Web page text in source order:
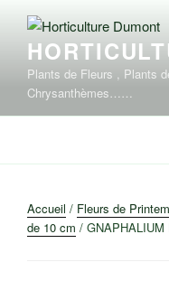
contenu
principalPlants de Fleurs , Plants
Chrysanthèmes……
Accueil / Fleurs de
de 10 cm /